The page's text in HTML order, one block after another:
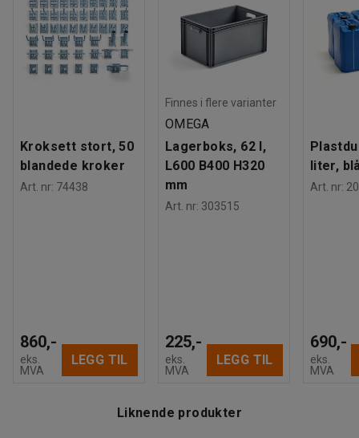
Kroksett stort, 50
blandede kroker
Art. nr: 74438
860,-
eks.
MVA
LEGG TIL
Finnes i flere varianter
OMEGA
Lagerboks, 62 l,
L600 B400 H320
mm
Art. nr: 303515
225,-
eks.
MVA
LEGG TIL
liter,
Art. nr:
690,-
eks.
MVA
Liknende produkter